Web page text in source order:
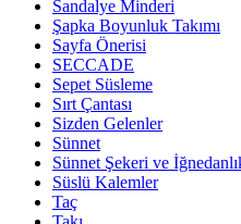
Sandalye Minderi
Şapka Boyunluk Takımı
Sayfa Önerisi
SECCADE
Sepet Süsleme
Sırt Çantası
Sizden Gelenler
Sünnet
Sünnet Şekeri ve
Süslü Kalemler
Taç